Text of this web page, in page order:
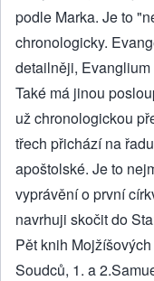
podle Marka. Je to
chronologicky.
detailněji,
Také má jinou
už chronologickou
třech přichází na
apoštolské. Je to
vyprávění o první
navrhuji skočit do
Pět knih
Soudců, 1. a